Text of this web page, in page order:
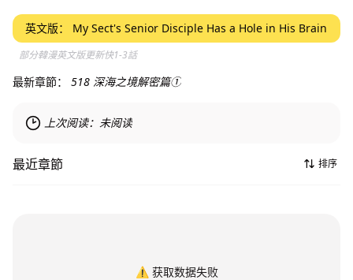
英文版： My Sect's Senior Disciple Has a Hole in His Brain
部分韓漫英文版更新快1-3話
最新章節： 518 深海之境解密篇①
上次阅读： 未阅读
最近章節 排序
⚠️ 获取数据失败